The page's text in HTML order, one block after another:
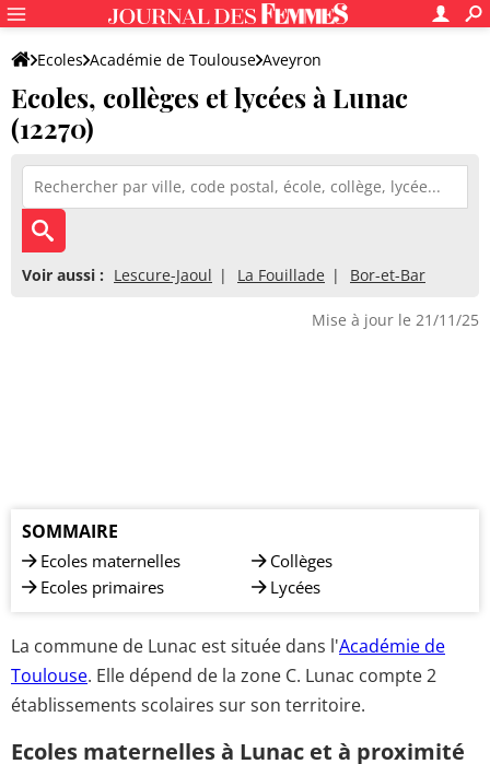
Ecoles Académie de Toulouse Aveyron
Ecoles, collèges et lycées à Lunac
(12270)
Voir aussi : Lescure-Jaoul La Fouillade Bor-et-Bar
Mise à jour le 21/11/25
SOMMAIRE
Ecoles maternelles
Ecoles primaires
Collèges
Lycées
La commune de Lunac est située dans l'Académie de
Toulouse. Elle dépend de la zone C. Lunac compte 2
établissements scolaires sur son territoire.
Ecoles maternelles à Lunac et à proximité